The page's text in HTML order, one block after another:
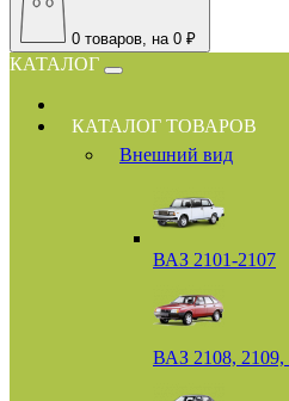
0 товаров, на 0 ₽
КАТАЛОГ
КАТАЛОГ ТОВАРОВ
Внешний вид
ВАЗ 2101-2107
ВАЗ 2108, 2109,